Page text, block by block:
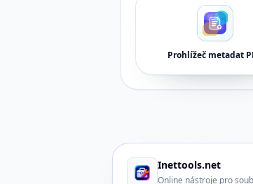
Prohlížeč metadat
Inettools.net
Online nástroje pro